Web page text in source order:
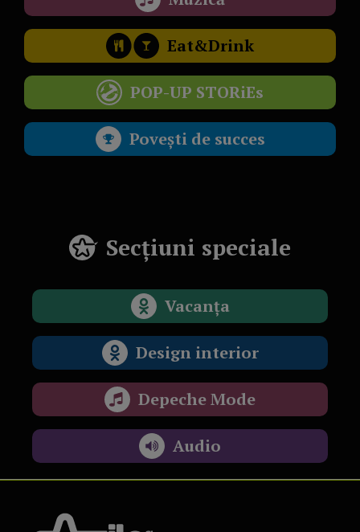
Eat&Drink
POP-UP STORiEs
Povești de succes
Secțiuni speciale
Vacanța
Design interior
Depeche Mode
Audio